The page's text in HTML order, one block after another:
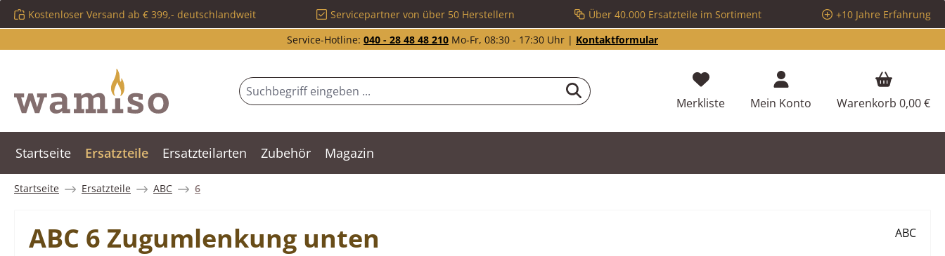
Hauptinhalt springen
Zur Suche springen
Zur Hauptnavigation springen
Kostenloser Versand ab € 399,- deutschlandweit Servicepartner von über 50 Herstellern Über 40.000 Ersatzteile im Sortiment
+10 Jahre Erfahrung
Service-Hotline: 040 - 28 48 48 210 Mo-Fr, 08:30 - 17:30 Uhr | Kontaktformular
MerklisteDu hast 0 Produkte auf dem Merkzettel
Mein Konto Warenkorb 0,00 €
Startseite Ersatzteile Ersatzteilarten Zubehör Magazin
Startseite Ersatzteile ABC 6
ABC 6 Zugumlenkung unten ABC